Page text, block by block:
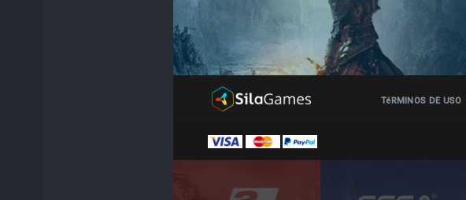
TéRMINOS DE USO